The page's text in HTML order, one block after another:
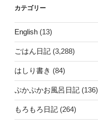
カテゴリー
English (13)
ごはん日記 (3,288)
はしり書き (84)
ぷかぷかお風呂日記 (136)
もろもろ日記 (264)